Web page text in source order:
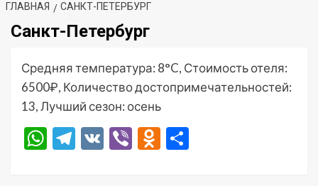
ГЛАВНАЯ САНКТ-ПЕТЕРБУРГ
Санкт-Петербург
Средняя температура: 8°C, Стоимость отеля:
6500₽, Количество достопримечательностей:
13, Лучший сезон: осень
WhatsApp
Telegram
VK ViberOdnoklassniki